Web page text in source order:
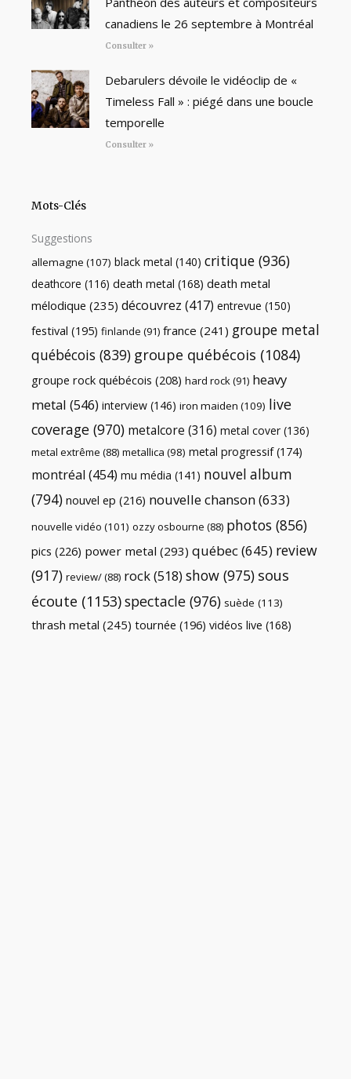
canadiens le 26 septembre à Montréal
Consulter »
Debarulers dévoile le vidéoclip de «
Timeless Fall » : piégé dans une boucle
temporelle
Consulter »
Mots-Clés
Suggestions
allemagne (107) black metal (140) critique (936)
deathcore (116) death metal (168) death metal
mélodique (235) découvrez (417) entrevue (150)
festival (195) finlande (91) france (241) groupe metal
québécois (839) groupe québécois (1084)
groupe rock québécois (208) hard rock(91) heavy
metal (546) interview (146) iron maiden (109) live
coverage (970) metalcore (316) metal cover (136)
metal extrême (88) metallica (98) metal progressif(174)
montréal (454) mu média (141) nouvel album
(794) nouvel ep (216) nouvelle chanson(633)
nouvelle vidéo (101) ozzy osbourne (88) photos (856)
pics (226) power metal (293) québec(645) review
(917) review/(88) rock(518) show (975) sous
écoute (1153)spectacle (976) suède (113)
thrash metal (245) tournée (196) vidéos live (168)